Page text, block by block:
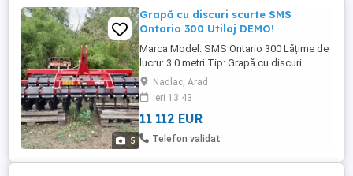
5
Grapă cu discuri scurte SMS
Ontario 300 Utilaj DEMO!
Marca Model: SMS Ontario 300 Lățime de
lucru: 3.0 metri Tip: Grapă cu discuri
scurte (discuri independente, pe rânduri)
Stare: Excelenta! An fabricație: 2022
Caracteristici tehnice: Cadru robust și
rezistent, potrivit pentru lucrări intense 2
rânduri de discuri crenelate fiecare cu
Nadlac, Arad
ieri 13:43
11 112 EUR
Telefon validat